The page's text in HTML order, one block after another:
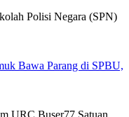
Polisi Negara (SPN)
Bawa Parang di SPBU,